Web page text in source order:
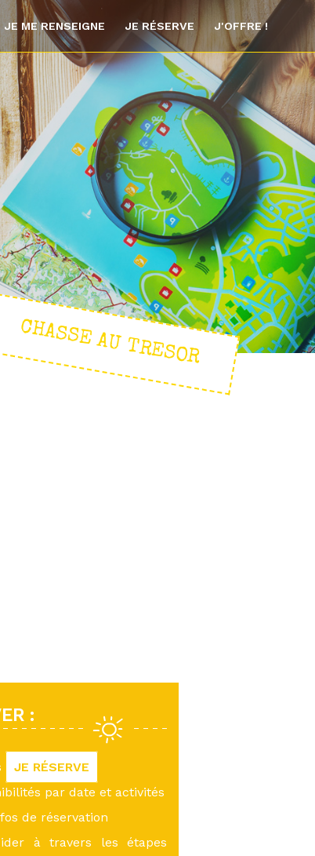
JE ME RENSEIGNE JE RÉSERVE J'OFFRE !
CHASSE AU TRESOR
:
JE RÉSERVE
par date et activités
de réservation
à travers les étapes